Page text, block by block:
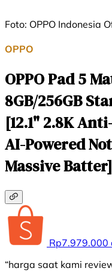
Foto: OPPO Indonesia
OPPO
OPPO Pad 5
8GB/256GB
[12.1" 2.8K
AI-Powered
Massive Batter]
Rp7.979.000
“harga saat kami